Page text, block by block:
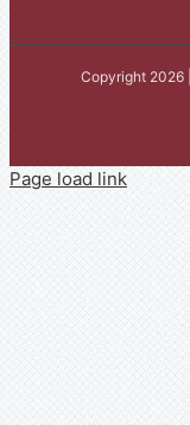
Copyright 2026
Page load link